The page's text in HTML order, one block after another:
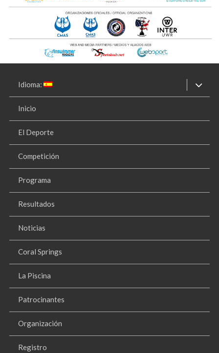
Idioma:
Inicio
El Deporte
Competición
Programa
Resultados
Noticias
Coral Springs
La Piscina
Patrocinantes
Organización
Registro